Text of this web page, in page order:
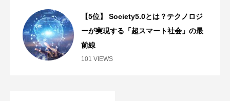
【5位】 Society5.0とは？テクノロジ
ーが実現する「超スマート社会」の最
前線
101 VIEWS